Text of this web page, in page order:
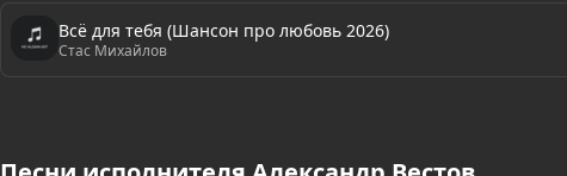
Всё для тебя (Шансон про любовь 2026)
Стас Михайлов